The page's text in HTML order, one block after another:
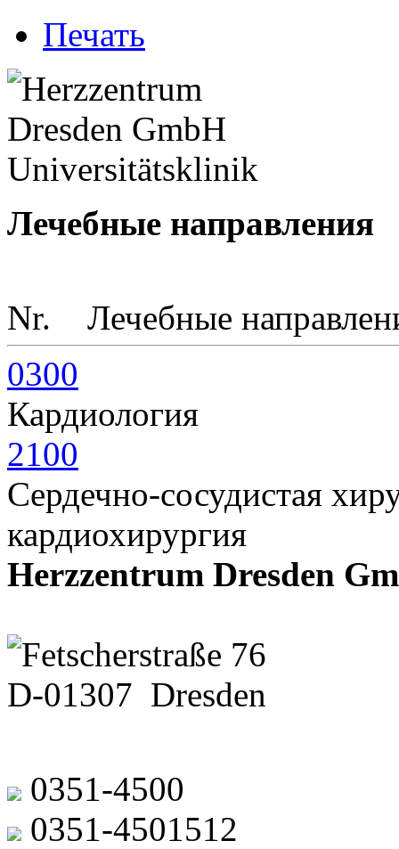
Печать
Лечебные направления
Nr.
Лечебные
0300
Кардиология
2100
Сердечно-сосудистая
кардиохирургия
Herzzentrum Dresden
Fetscherstraße 76
D-01307 Dresden
0351-4500
0351-4501512